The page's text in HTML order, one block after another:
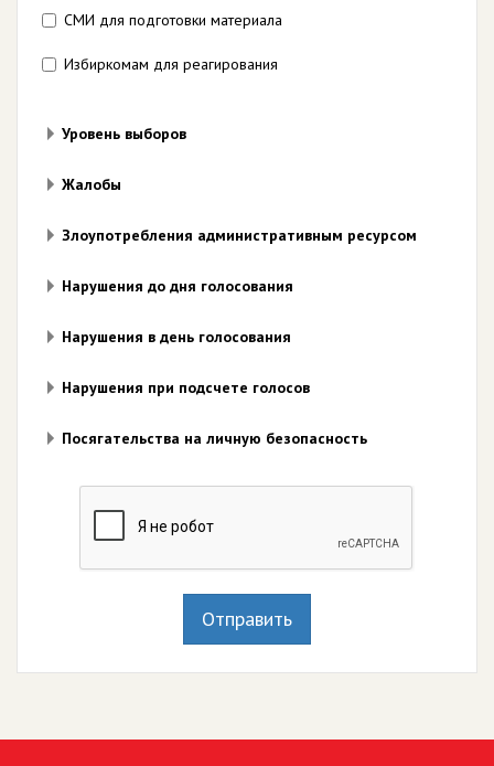
СМИ для подготовки материала
Избиркомам для реагирования
Уровень выборов
Жалобы
Злоупотребления административным ресурсом
Нарушения до дня голосования
Нарушения в день голосования
Нарушения при подсчете голосов
Посягательства на личную безопасность